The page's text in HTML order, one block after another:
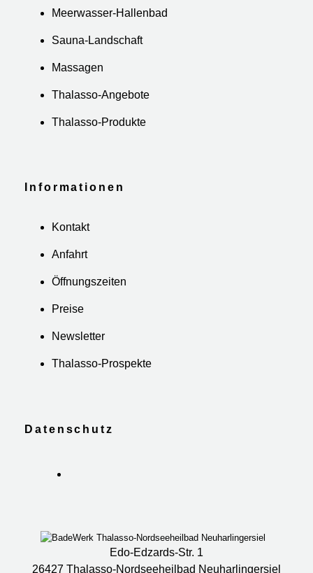
Meerwasser-Hallenbad
Sauna-Landschaft
Massagen
Thalasso-Angebote
Thalasso-Produkte
Informationen
Kontakt
Anfahrt
Öffnungszeiten
Preise
Newsletter
Thalasso-Prospekte
Datenschutz
Edo-Edzards-Str. 1
26427 Thalasso-Nordseeheilbad Neuharlingersiel